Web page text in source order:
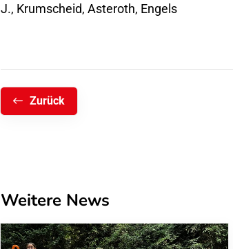
J., Krumscheid, Asteroth, Engels
Zurück
Weitere News